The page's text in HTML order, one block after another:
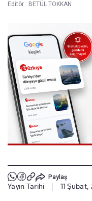
Editör : BETÜL TOKKAN
Paylaş
Yayın Tarihi 11 Şubat,